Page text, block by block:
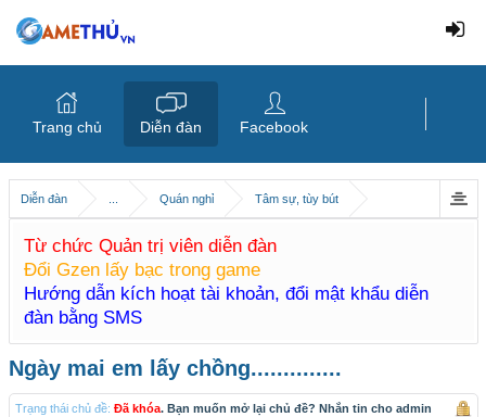
Diễn đàn Quán nghỉ Tâm sự, tùy bút
Từ chức Quản trị viên diễn đàn
Đổi Gzen lấy bạc trong game
Hướng dẫn kích hoạt tài khoản, đổi mật khẩu diễn
đàn bằng SMS
Ngày mai em lấy chồng..............
Trạng thái chủ đề: Đã khóa. Bạn muốn mở lại chủ đề? Nhắn tin cho admin
Trang chủ Diễn đàn Facebook